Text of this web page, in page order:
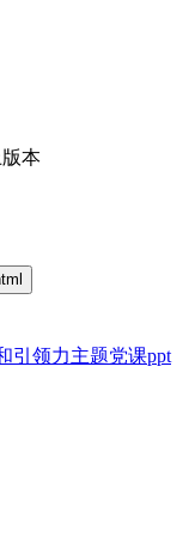
版本
引领力主题党课ppt